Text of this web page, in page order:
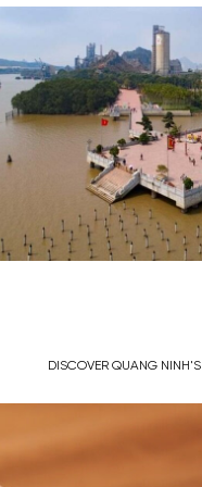
DISCOVER QUANG